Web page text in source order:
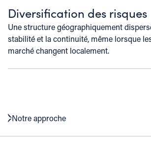
Diversification des risques
Une structure géographiquement
stabilité et la continuité, même lorsque
marché changent localement.
Notre approche